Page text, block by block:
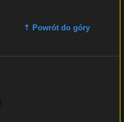
⇡ Powrót do góry